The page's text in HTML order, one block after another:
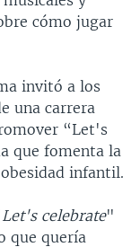
cómo jugar
invitó a los
una carrera
“Let's
que fomenta la
infantil.
Let's celebrate"
que quería